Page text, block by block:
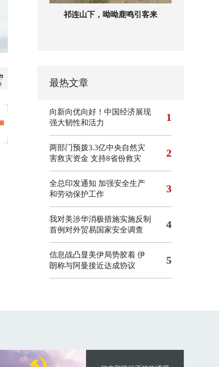
祁连山下，呦呦鹿鸣引客来
最热文章
向新向优向好！中国经济展现
强大韧性和活力
1
两部门预拨3.3亿中央自然灾
害救灾资金 支持8省份救灾
2
全总印发通知 加强安全生产
和劳动保护工作
3
我对美涉华消极措施实施反制
首例对外贸易国家安全调查
4
信息战凸显美伊局势胶着 伊
朗称与阿曼接近达成协议
5